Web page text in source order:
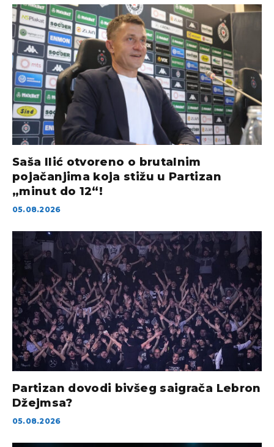
Saša Ilić otvoreno o brutalnim
pojačanjima koja stižu u Partizan
„minut do 12“!
05.08.2026
Partizan dovodi bivšeg saigrača Lebron
Džejmsa?
05.08.2026